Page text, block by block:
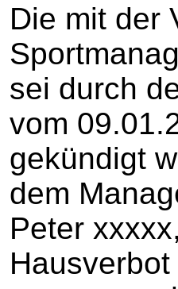
Die mit der
sei durch
vom
gekündigt
dem
Peter